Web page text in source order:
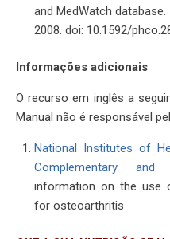
and MedWatch database.
2008. doi: 10.1592/
Informações adicionais
O recurso em inglês a
Manual não é responsável
National Institutes of
Complementary and
information on the use
for osteoarthritis